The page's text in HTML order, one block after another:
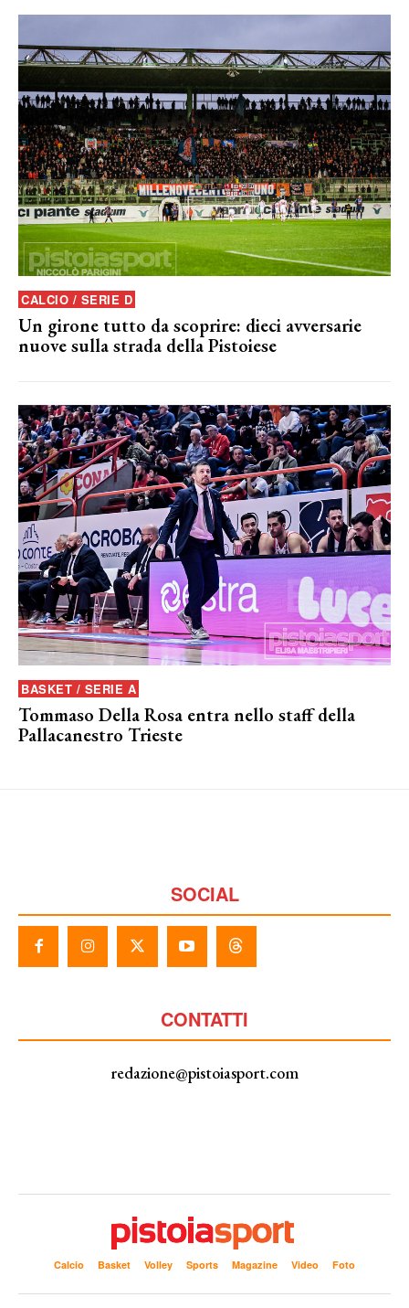
CALCIO / SERIE D
Un girone tutto da scoprire: dieci avversarie
nuove sulla strada della Pistoiese
BASKET / SERIE A
Tommaso Della Rosa entra nello staff della
Pallacanestro Trieste
SOCIAL
CONTATTI
redazione@pistoiasport.com
Calcio Basket Volley Sports Magazine Video Foto